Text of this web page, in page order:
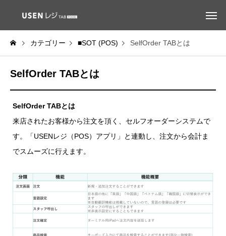
カテゴリー ■SOT (POS) SelfOrder TABとは
SelfOrder TABとは
SelfOrder TABとは
来店されたお客様から注文を頂く、セルフオーダーシステムで
す。「USENレジ（POS）アプリ」と連動し、注文から会計ま
でスムーズに行えます。